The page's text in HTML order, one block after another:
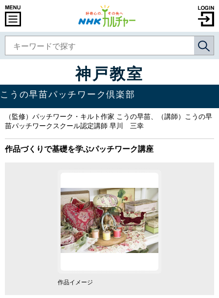
神戸教室
こうの早苗パッチワーク倶楽部
（監修）パッチワーク・キルト作家 こうの早苗、（講師）こうの早
苗パッチワークスクール認定講師 早川 三幸
作品づくりで基礎を学ぶパッチワーク講座
作品イメージ